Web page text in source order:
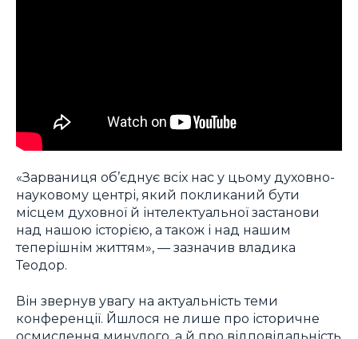
«Зарваниця об’єднує всіх нас у цьому духовно-
науковому центрі, який покликаний бути
місцем духовної й інтелектуальної застанови
над нашою історією, а також і над нашим
теперішнім життям», — зазначив владика
Теодор.
Він звернув увагу на актуальність теми
конференції. Йшлося не лише про історичне
осмислення минулого, а й про відповідальність